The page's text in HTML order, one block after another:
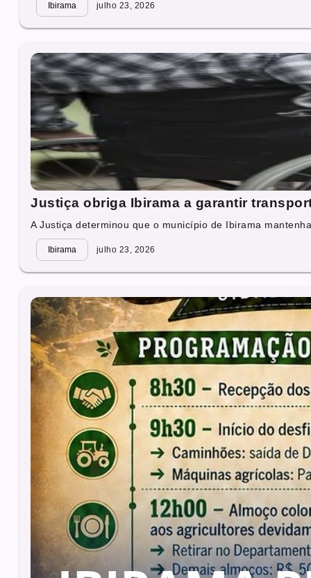
Ibirama julho 23, 2026
Justiça obriga Ibirama a garantir
A Justiça determinou que o município de Ibirama
Ibirama julho 23, 2026